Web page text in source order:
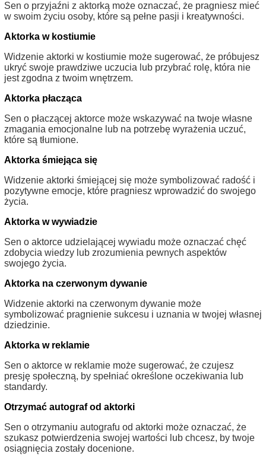
Sen o przyjaźni z aktorką może oznaczać, że pragniesz mieć
w swoim życiu osoby, które są pełne pasji i kreatywności.
Aktorka w kostiumie
Widzenie aktorki w kostiumie może sugerować, że próbujesz
ukryć swoje prawdziwe uczucia lub przybrać rolę, która nie
jest zgodna z twoim wnętrzem.
Aktorka płacząca
Sen o płaczącej aktorce może wskazywać na twoje własne
zmagania emocjonalne lub na potrzebę wyrażenia uczuć,
które są tłumione.
Aktorka śmiejąca się
Widzenie aktorki śmiejącej się może symbolizować radość i
pozytywne emocje, które pragniesz wprowadzić do swojego
życia.
Aktorka w wywiadzie
Sen o aktorce udzielającej wywiadu może oznaczać chęć
zdobycia wiedzy lub zrozumienia pewnych aspektów
swojego życia.
Aktorka na czerwonym dywanie
Widzenie aktorki na czerwonym dywanie może
symbolizować pragnienie sukcesu i uznania w twojej własnej
dziedzinie.
Aktorka w reklamie
Sen o aktorce w reklamie może sugerować, że czujesz
presję społeczną, by spełniać określone oczekiwania lub
standardy.
Otrzymać autograf od aktorki
Sen o otrzymaniu autografu od aktorki może oznaczać, że
szukasz potwierdzenia swojej wartości lub chcesz, by twoje
osiągnięcia zostały docenione.